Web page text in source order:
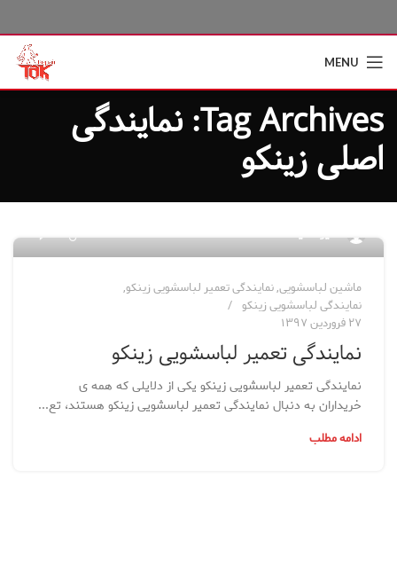
MENU
Tag Archives: نمایندگی
اصلی زینکو
مدیر سایت
ماشین لباسشویی,نمایندگی تعمیر لباسشویی زینکو,
نمایندگی لباسشویی زینکو
۲۷ فروردین ۱۳۹۷
نمایندگی تعمیر لباسشویی زینکو
نمایندگی تعمیر لباسشویی زینکو یکی از دلایلی که همه ی
خریداران به دنبال نمایندگی تعمیر لباسشویی زینکو هستند، تع...
ادامه مطلب